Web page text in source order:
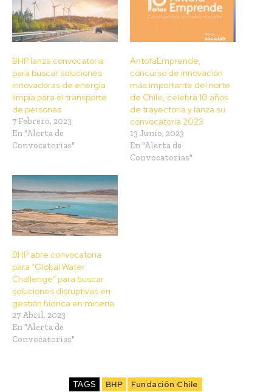
BHP lanza convocatoria
para buscar soluciones
innovadoras de energía
limpia para el transporte
de personas
7 Febrero, 2023
En "Alerta de
Convocatorias"
AntofaEmprende,
concurso de innovación
más importante del norte
de Chile, celebra 10 años
de trayectoria y lanza su
convocatoria 2023
13 Junio, 2023
En "Alerta de
Convocatorias"
BHP abre convocatoria
para “Global Water
Challenge” para buscar
soluciones disruptivas en
gestión hídrica en minería
27 Abril, 2023
En "Alerta de
Convocatorias"
TAGS BHP Fundación Chile